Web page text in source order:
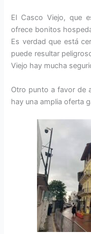
El Casco Viejo, que
ofrece bonitos
Es verdad que está
puede resultar
Viejo hay mucha
Otro punto a favor de
hay una amplia oferta